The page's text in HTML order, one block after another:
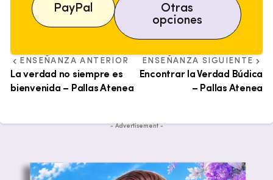
PayPal
Otras
opciones
ENSEÑANZA ANTERIOR
La verdad no siempre es
bienvenida – Pallas Atenea
ENSEÑANZA SIGUIENTE
Encontrar la Verdad Búdica
– Pallas Atenea
- Advertisement -